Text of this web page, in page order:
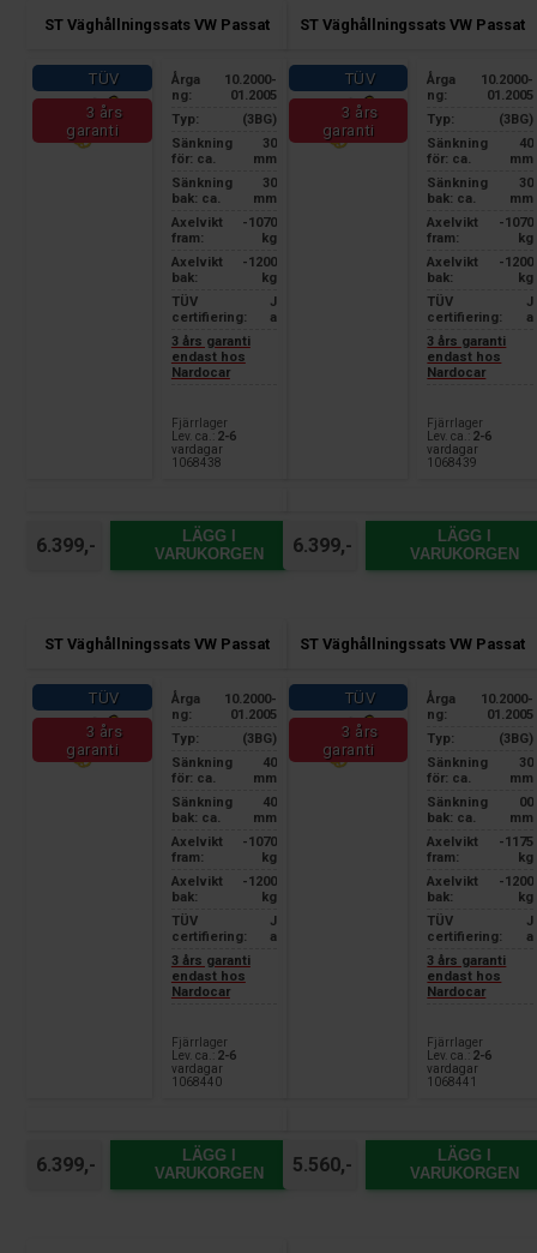
ST Väghållningssats VW Passat
TÜV
3 års
garanti
Årga
ng:
10.2000-
01.2005
Typ:
(3BG)
Sänkning
för: ca.
30
mm
Sänkning
bak: ca.
30
mm
Axelvikt
fram:
-1070
kg
Axelvikt
bak:
-1200
kg
TÜV
certifiering:
J
a
3 års garanti
endast hos
Nardocar
Fjärrlager
Lev. ca.:
2-6
vardagar
1068438
6.399,-
LÄGG I
VARUKORGEN
ST Väghållningssats VW Passat
TÜV
3 års
garanti
Årga
ng:
10.2000-
01.2005
Typ:
(3BG)
Sänkning
för: ca.
40
mm
Sänkning
bak: ca.
30
mm
Axelvikt
fram:
-1070
kg
Axelvikt
bak:
-1200
kg
TÜV
certifiering:
J
a
3 års garanti
endast hos
Nardocar
Fjärrlager
Lev. ca.: 2-6
vardagar
1068439
6.399,-
LÄGG I
VARUKORGEN
ST Väghållningssats VW Passat
TÜV
3 års
garanti
Årga
ng:
10.2000-
01.2005
Typ:
(3BG)
Sänkning
för: ca.
40
mm
Sänkning
bak: ca.
40
mm
Axelvikt
fram:
-1070
kg
Axelvikt
bak:
-1200
kg
TÜV
certifiering:
J
a
3 års garanti
endast hos
Nardocar
Fjärrlager
Lev. ca.:
2-6
vardagar
1068440
6.399,-
LÄGG I
VARUKORGEN
ST Väghållningssats VW Passat
TÜV
3 års
garanti
Årga
ng:
10.2000-
01.2005
Typ:
(3BG)
Sänkning
för: ca.
30
mm
Sänkning
bak: ca.
00
mm
Axelvikt
fram:
-1175
kg
Axelvikt
bak:
-1200
kg
TÜV
certifiering:
J
a
3 års garanti
endast hos
Nardocar
Fjärrlager
Lev. ca.: 2-6
vardagar
1068441
5.560,-
LÄGG I
VARUKORGEN